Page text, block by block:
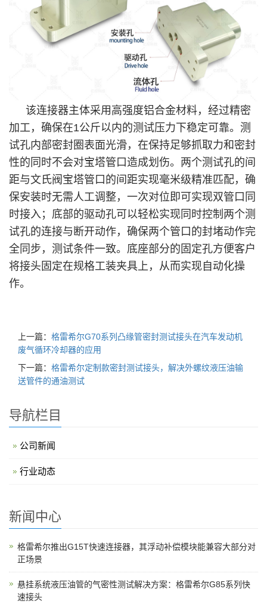
该连接器主体采用高强度铝合金材料，经过精密
加工，确保在1公斤以内的测试压力下稳定可靠。测
试孔内部密封圈表面光滑，在保持足够抓取力和密封
性的同时不会对宝塔管口造成划伤。两个测试孔的间
距与文氏阀宝塔管口的间距实现毫米级精准匹配，确
保安装时无需人工调整，一次对位即可实现双管口同
时接入；底部的驱动孔可以轻松实现同时控制两个测
试孔的连接与断开动作，确保两个管口的封堵动作完
全同步，测试条件一致。底座部分的固定孔方便客户
将接头固定在规格工装夹具上，从而实现自动化操
作。
上一篇： 格雷希尔G70系列凸缘管密封测试接头在汽车发动机
废气循环冷却器的应用
下一篇： 格雷希尔定制款密封测试接头，解决外螺纹液压油输
送管件的通油测试
导航栏目
公司新闻
行业动态
新闻中心
格雷希尔推出G15T快速连接器，其浮动补偿模块能兼容大部分对
正场景
悬挂系统液压油管的气密性测试解决方案：格雷希尔G85系列快
速接头